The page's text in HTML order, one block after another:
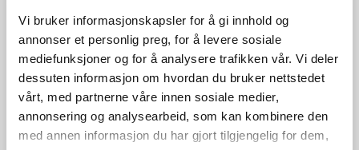
Vi bruker informasjonskapsler for å gi innhold og
annonser et personlig preg, for å levere sosiale
mediefunksjoner og for å analysere trafikken vår. Vi deler
dessuten informasjon om hvordan du bruker nettstedet
vårt, med partnerne våre innen sosiale medier,
annonsering og analysearbeid, som kan kombinere den
med annen informasjon du har gjort tilgjengelig for dem,